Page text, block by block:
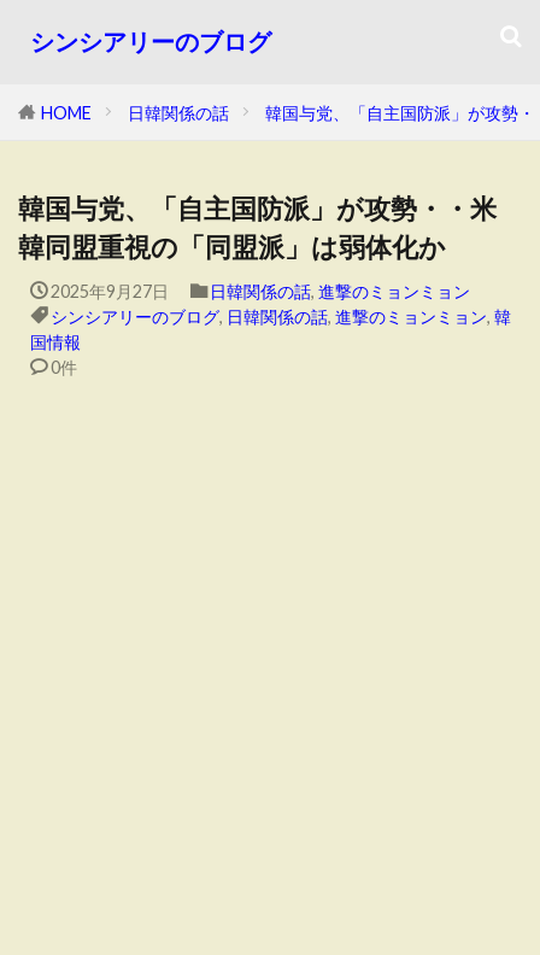
シンシアリーのブログ
HOME 日韓関係の話 韓国与党、「自主国防派」が攻勢
韓国与党、「自主国防派」が攻勢・・米
韓同盟重視の「同盟派」は弱体化か
2025年9月27日 日韓関係の話, 進撃のミョンミョン
シンシアリーのブログ, 日韓関係の話, 進撃のミョンミョン, 韓
国情報
0件